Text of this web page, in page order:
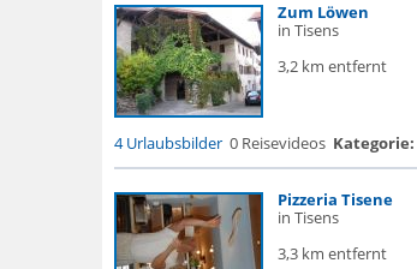
Zum Löwen
in Tisens
3,2 km entfernt
4 Urlaubsbilder 0 Reisevideos Kategorie:
Pizzeria Tisene
in Tisens
3,3 km entfernt